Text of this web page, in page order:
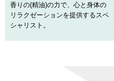
香りの(精油)の力で、心と身体の
リラクゼーションを提供する スペ
シャリスト。